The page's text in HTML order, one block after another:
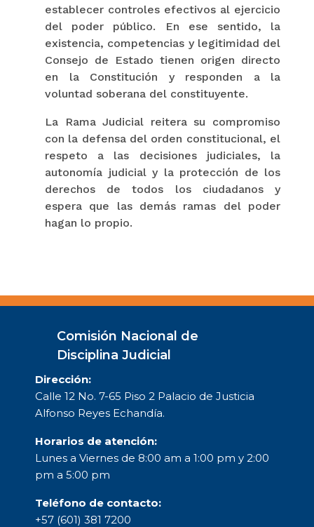
establecer controles efectivos al ejercicio
del poder público. En ese sentido, la
existencia, competencias y legitimidad del
Consejo de Estado tienen origen directo
en la Constitución y responden a la
voluntad soberana del constituyente.
La Rama Judicial reitera su compromiso
con la defensa del orden constitucional, el
respeto a las decisiones judiciales, la
autonomía judicial y la protección de los
derechos de todos los ciudadanos y
espera que las demás ramas del poder
hagan lo propio.
Comisión Nacional de
Disciplina Judicial
Dirección:
Calle 12 No. 7-65 Piso 2 Palacio de Justicia
Alfonso Reyes Echandía.
Horarios de atención:
Lunes a Viernes de 8:00 am a 1:00 pm y 2:00
pm a 5:00 pm
Teléfono de contacto:
+57 (601) 381 7200